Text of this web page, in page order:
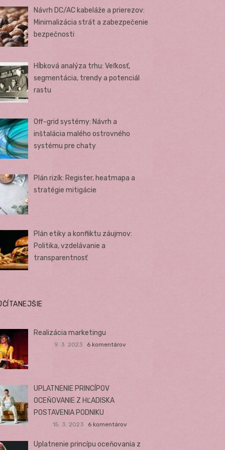
Návrh DC/AC kabeláže a prierezov:
Minimalizácia strát a zabezpečenie
bezpečnosti
Hĺbková analýza trhu: Veľkosť,
segmentácia, trendy a potenciál
rastu
Off-grid systémy: Návrh a
inštalácia malého ostrovného
systému pre chaty
Plán rizík: Register, heatmapa a
stratégie mitigácie
Plán etiky a konfliktu záujmov:
Politika, vzdelávanie a
transparentnosť
Realizácia marketingu
9. 3. 2023 6 komentárov
UPLATNENIE PRINCÍPOV
OCEŇOVANIE Z HĽADISKA
POSTAVENIA PODNIKU
15. 3. 2023 6 komentárov
Uplatnenie princípu oceňovania z